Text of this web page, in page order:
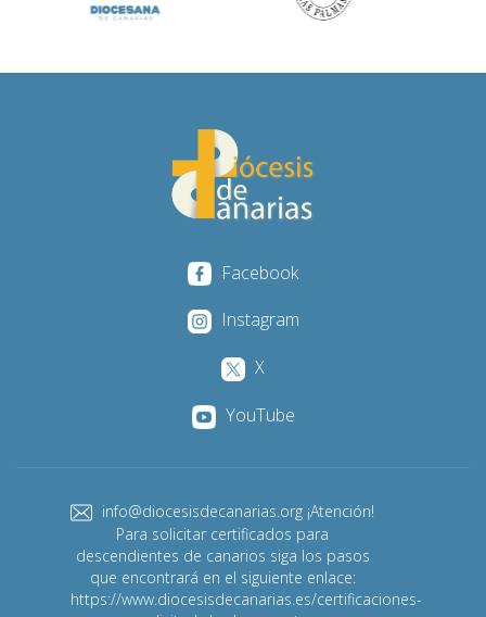
Facebook
Instagram
X
YouTube
info@diocesisdecanarias.org ¡Atención!
Para solicitar certificados para
descendientes de canarios siga los pasos
que encontrará en el siguiente enlace:
https://www.diocesisdecanarias.es/certificaciones-